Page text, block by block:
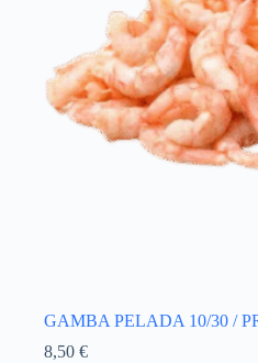
GAMBA PELADA 10/30 /
8,50 €